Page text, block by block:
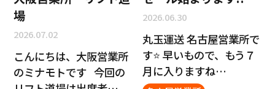
場
2026.07.02
こんにちは、大阪営業所
のミナモトです 今回の
2026.06.30
丸玉運送 名古屋営業所で
す⭐ 早いもので、もう７
月に入りますね…